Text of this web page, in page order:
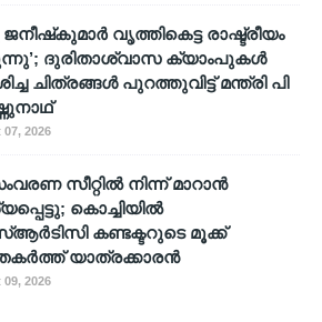
വൃത്തികെട്ട രാഷ്ട്രീയം
ദുരിതാശ്വാസ ക്യാംപുകള്‍
ചിത്രങ്ങള്‍ പുറത്തുവിട്ട് മന്ത്രി പി
2026
സീറ്റിൽ നിന്ന് മാറാൻ
കൊച്ചിയിൽ
കണ്ടക്ടറുടെ മൂക്ക്
യാത്രക്കാരൻ
2026